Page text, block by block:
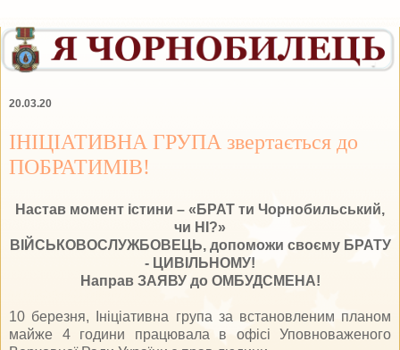
20.03.20
ІНІЦІАТИВНА ГРУПА звертається до
ПОБРАТИМІВ!
Настав момент істини – «БРАТ ти Чорнобильський,
чи НІ?»
ВІЙСЬКОВОСЛУЖБОВЕЦЬ, допоможи своєму БРАТУ
- ЦИВІЛЬНОМУ!
Направ ЗАЯВУ до ОМБУДСМЕНА!
10 березня, Ініціативна група за встановленим планом
майже 4 години працювала в офісі Уповноваженого